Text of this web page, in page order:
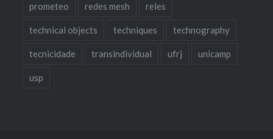
prometeo redes mesh reles
technical objects techniques technography
tecnicidade transindividual ufrj unicamp
usp